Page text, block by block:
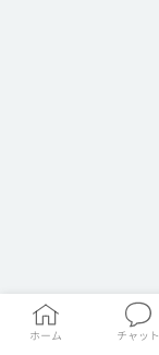
ホーム チャット